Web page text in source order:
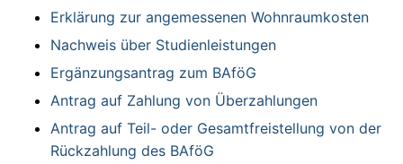
Erklärung zur angemessenen Wohnraumkosten
Nachweis über Studienleistungen
Ergänzungsantrag zum BAföG
Antrag auf Zahlung von Überzahlungen
Antrag auf Teil- oder Gesamtfreistellung von der
Rückzahlung des BAföG